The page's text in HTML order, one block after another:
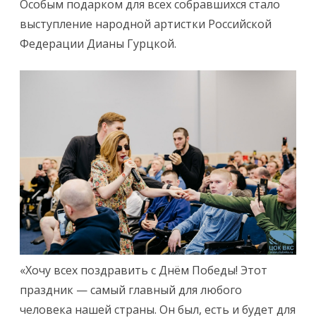
Особым подарком для всех собравшихся стало
выступление народной артистки Российской
Федерации Дианы Гурцкой.
«Хочу всех поздравить с Днём Победы! Этот
праздник — самый главный для любого
человека нашей страны. Он был, есть и будет для